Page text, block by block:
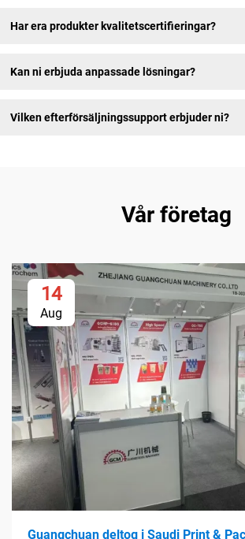
Har era produkter kvalitetscertifieringar?
Kan ni erbjuda anpassade lösningar?
Vilken efterförsäljningssupport erbjuder ni?
Vår företag
14
Aug
Guangchuan deltog i Saudi Print &